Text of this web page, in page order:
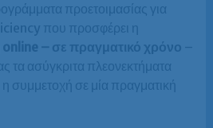
προετοιμασίας για
που προσφέρει η
online – σε πραγματικό χρόνο –
τα ασύγκριτα πλεονεκτήματα
συμμετοχή σε μία πραγματική